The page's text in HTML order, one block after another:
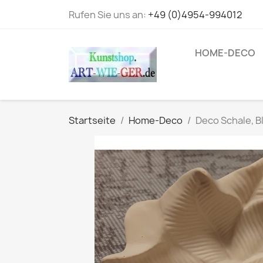
Rufen Sie uns an: +49 (0)4954-994012
HOME-DECO
Startseite Home-Deco Deco Schale,